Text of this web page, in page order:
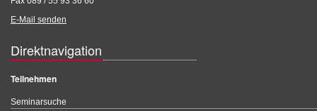
E-Mail senden
Direktnavigation
Teilnehmen
Seminarsuche